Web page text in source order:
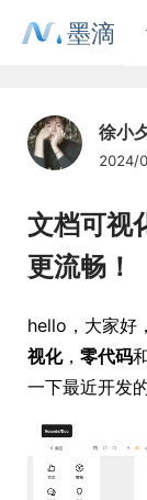
墨滴
徐小
2024/
文档可视
更流畅！
hello，大家好
视化， 零代码
一下最近开发